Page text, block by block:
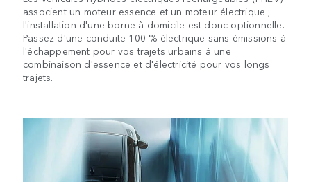
associent un moteur essence et un moteur électrique ;
l'installation d'une borne à domicile est donc optionnelle.
Passez d'une conduite 100 % électrique sans émissions à
l'échappement pour vos trajets urbains à une
combinaison d'essence et d'électricité pour vos longs
trajets.